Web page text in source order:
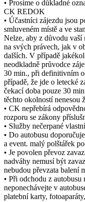
• Prosíme o důkladné
CK REDOK
• Účastníci zájezdu jsou
smluveném místě a ve
Nelze, aby z důvodu
na svých právech, jak v
dalších. V případě
neodkladně průvodce
30 min., při definitivním
případě, že jde o letecké
čekací doba pouze 30
těchto okolností nenesou
• CK nepřebírá
rozporu se zákony
• Služby nečerpané
• Do autobusu
a event. malý polštářek
• Je povolen převoz
nadváhy nemusí být
nebudou převzata balení
• Při odchodu z
neponechávejte v
platební karty,